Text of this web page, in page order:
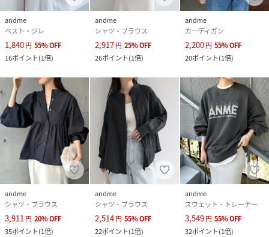
andme
ベスト・ジレ
1,840円 55%OFF
16ポイント(1倍)
andme
シャツ・ブラウス
2,917円 25%OFF
26ポイント(1倍)
andme
カーディガン
2,200円 55%OFF
20ポイント(1倍)
andme
シャツ・ブラウス
3,911 円 20%OFF
35ポイント(1倍)
andme
シャツ・ブラウス
2,514円 55%OFF
22ポイント(1倍)
andme
スウェット・トレーナー
3,549円 55%OFF
32ポイント(1倍)